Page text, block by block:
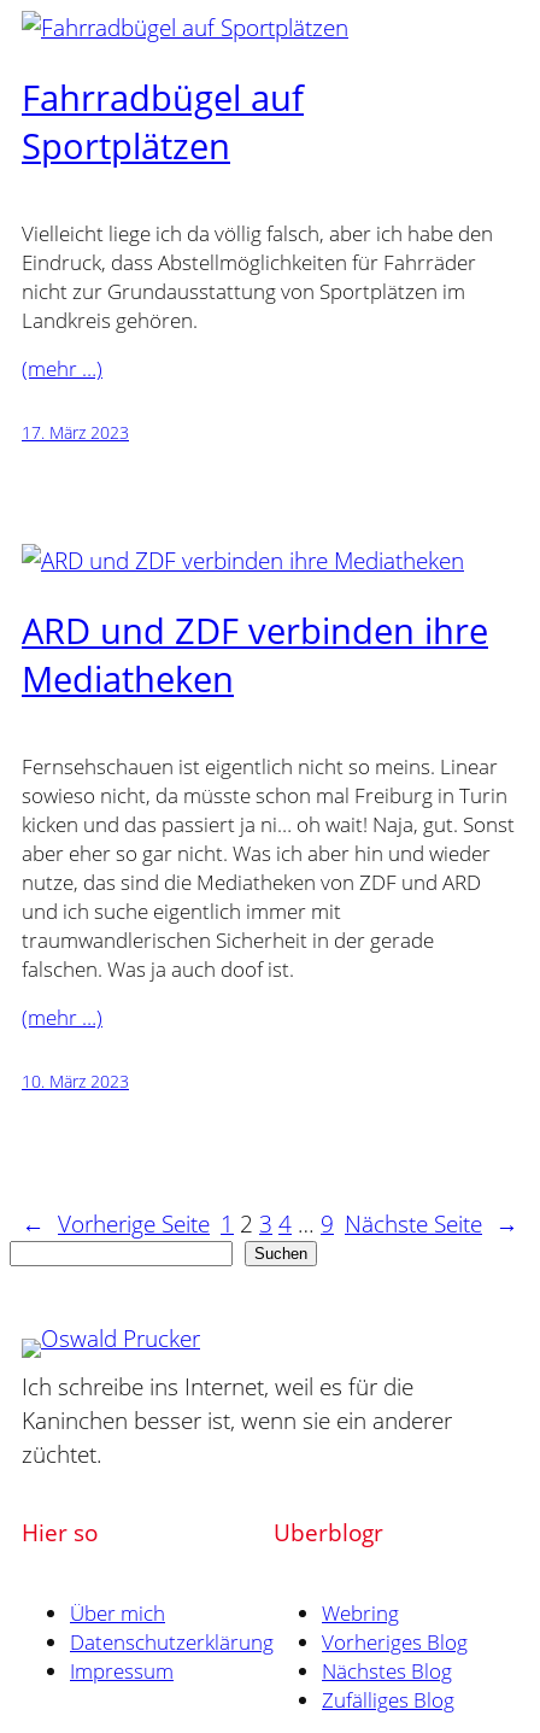
Fahrradbügel auf
Sportplätzen
Vielleicht liege ich da völlig falsch, aber ich habe den
Eindruck, dass Abstellmöglichkeiten für Fahrräder
nicht zur Grundausstattung von Sportplätzen im
Landkreis gehören.
(mehr …)
17. März 2023
ARD und ZDF verbinden ihre
Mediatheken
Fernsehschauen ist eigentlich nicht so meins. Linear
sowieso nicht, da müsste schon mal Freiburg in Turin
kicken und das passiert ja ni… oh wait! Naja, gut. Sonst
aber eher so gar nicht. Was ich aber hin und wieder
nutze, das sind die Mediatheken von ZDF und ARD
und ich suche eigentlich immer mit
traumwandlerischen Sicherheit in der gerade
falschen. Was ja auch doof ist.
(mehr …)
10. März 2023
← Vorherige Seite 1 2 3 4 … 9 Nächste Seite →
Suchen
Suchen
Ich schreibe ins Internet, weil es für die
Kaninchen besser ist, wenn sie ein anderer
züchtet.
Hier so
Über mich
Datenschutzerklärung
Impressum
Uberblogr
Webring
Vorheriges Blog
Nächstes Blog
Zufälliges Blog